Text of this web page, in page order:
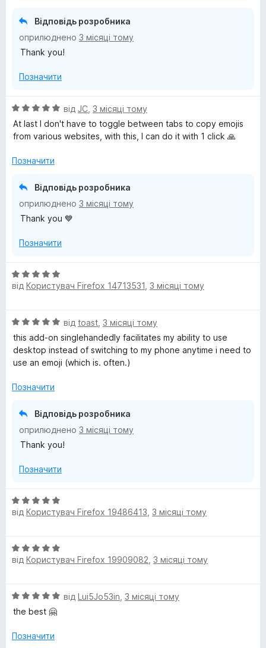
Відповідь розробника
оприлюднено 3 місяці тому
Thank you!
Позначити
О
ц
к
від JC 3 місяці тому
At last I don't have to toggle between tabs to copy emojis
from various websites, with this, I can do it with 1 click 🙏
Позначити
Відповідь розробника
оприлюднено 3 місяці тому
Thank you 💙
Позначити
О
ц
к
а
5
з
від Користувач Firefox 14713531 3 місяці тому
О
ц
н
а
від toast 3 місяці тому
this add-on singlehandedly facilitates my ability to use
desktop instead of switching to my phone anytime i need to
use an emoji (which is. often.)
Позначити
Відповідь розробника
оприлюднено 3 місяці тому
Thank you!
Позначити
О
ц
к
а
5
від Користувач Firefox 19486413 3 місяці тому
О
ц
к
а
з
від Користувач Firefox 19909082 3 місяці тому
О
ц
н
від Lui5Jo53in 3 місяці тому
the best 🤗
Позначити